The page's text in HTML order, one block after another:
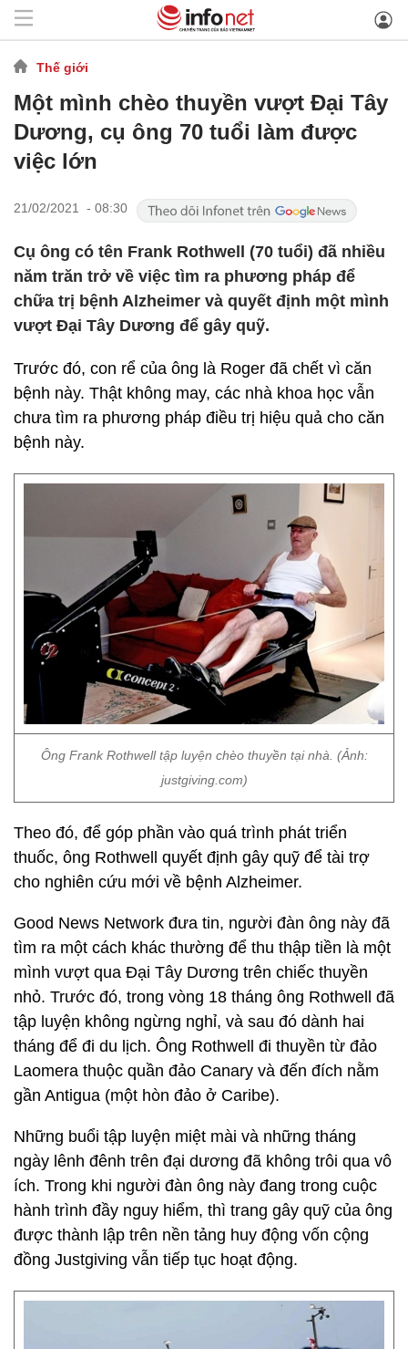
Thế giới
Một mình chèo thuyền vượt Đại Tây
Dương, cụ ông 70 tuổi làm được
việc lớn
21/02/2021 - 08:30
Cụ ông có tên Frank Rothwell (70 tuổi) đã nhiều
năm trăn trở về việc tìm ra phương pháp để
chữa trị bệnh Alzheimer và quyết định một mình
vượt Đại Tây Dương để gây quỹ.
Trước đó, con rể của ông là Roger đã chết vì căn
bệnh này. Thật không may, các nhà khoa học vẫn
chưa tìm ra phương pháp điều trị hiệu quả cho căn
bệnh này.
Ông Frank Rothwell tập luyện chèo thuyền tại nhà. (Ảnh:
justgiving.com)
Theo đó, để góp phần vào quá trình phát triển
thuốc, ông Rothwell quyết định gây quỹ để tài trợ
cho nghiên cứu mới về bệnh Alzheimer.
Good News Network đưa tin, người đàn ông này đã
tìm ra một cách khác thường để thu thập tiền là một
mình vượt qua Đại Tây Dương trên chiếc thuyền
nhỏ. Trước đó, trong vòng 18 tháng ông Rothwell đã
tập luyện không ngừng nghỉ, và sau đó dành hai
tháng để đi du lịch. Ông Rothwell đi thuyền từ đảo
Laomera thuộc quần đảo Canary và đến đích nằm
gần Antigua (một hòn đảo ở Caribe).
Những buổi tập luyện miệt mài và những tháng
ngày lênh đênh trên đại dương đã không trôi qua vô
ích. Trong khi người đàn ông này đang trong cuộc
hành trình đầy nguy hiểm, thì trang gây quỹ của ông
được thành lập trên nền tảng huy động vốn cộng
đồng Justgiving vẫn tiếp tục hoạt động.